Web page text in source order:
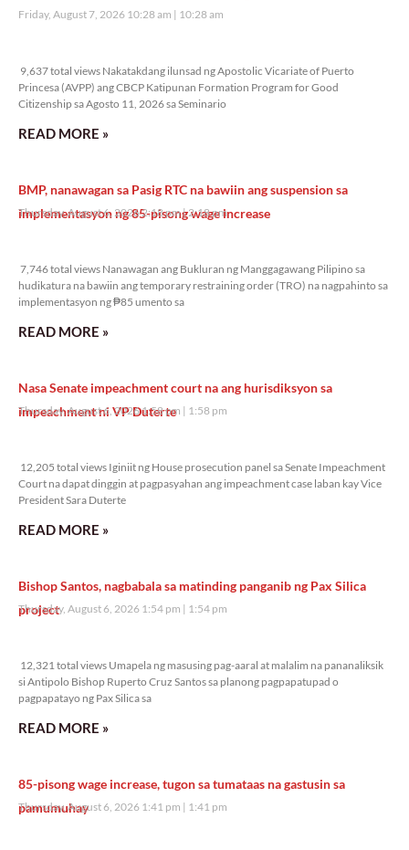
Friday, August 7, 2026 10:28 am 10:28 am
9,637 total views Nakatakdang ilunsad ng Apostolic Vicariate of Puerto
Princesa (AVPP) ang CBCP Katipunan Formation Program for Good
Citizenship sa Agosto 11, 2026 sa Seminario
READ MORE »
BMP, nanawagan sa Pasig RTC na bawiin ang suspension sa
implementasyon ng 85-pisong wage increase
Thursday, August 6, 2026 2:18 pm 2:18 pm
7,746 total views Nanawagan ang Bukluran ng Manggagawang Pilipino sa
hudikatura na bawiin ang temporary restraining order (TRO) na nagpahinto sa
implementasyon ng ₱85 umento sa
READ MORE »
Nasa Senate impeachment court na ang hurisdiksyon sa
impeachment ni VP Duterte
Thursday, August 6, 2026 1:58 pm 1:58 pm
12,205 total views Iginiit ng House prosecution panel sa Senate Impeachment
Court na dapat dinggin at pagpasyahan ang impeachment case laban kay Vice
President Sara Duterte
READ MORE »
Bishop Santos, nagbabala sa matinding panganib ng Pax Silica
project
Thursday, August 6, 2026 1:54 pm 1:54 pm
12,321 total views Umapela ng masusing pag-aaral at malalim na pananaliksik
si Antipolo Bishop Ruperto Cruz Santos sa planong pagpapatupad o
pagpapatayo ng Pax Silica sa
READ MORE »
85-pisong wage increase, tugon sa tumataas na gastusin sa
pamumuhay
Thursday, August 6, 2026 1:41 pm 1:41 pm